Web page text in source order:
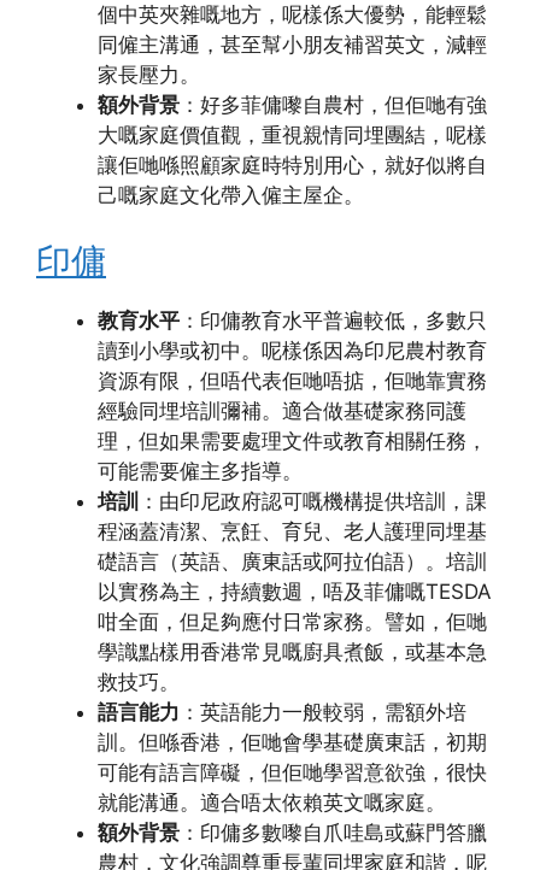
個中英夾雜嘅地方，呢樣係大優勢，能輕鬆
同僱主溝通，甚至幫小朋友補習英文，減輕
家長壓力。
額外背景 ：好多菲傭嚟自農村，但佢哋有強
大嘅家庭價值觀，重視親情同埋團結，呢樣
讓佢哋喺照顧家庭時特別用心，就好似將自
己嘅家庭文化帶入僱主屋企。
印傭
教育水平 ：印傭教育水平普遍較低，多數只
讀到小學或初中。呢樣係因為印尼農村教育
資源有限，但唔代表佢哋唔掂，佢哋靠實務
經驗同埋培訓彌補。適合做基礎家務同護
理，但如果需要處理文件或教育相關任務，
可能需要僱主多指導。
培訓 ：由印尼政府認可嘅機構提供培訓，課
程涵蓋清潔、烹飪、育兒、老人護理同埋基
礎語言（英語、廣東話或阿拉伯語）。培訓
以實務為主，持續數週，唔及菲傭嘅TESDA
咁全面，但足夠應付日常家務。譬如，佢哋
學識點樣用香港常見嘅廚具煮飯，或基本急
救技巧。
語言能力 ：英語能力一般較弱，需額外培
訓。但喺香港，佢哋會學基礎廣東話，初期
可能有語言障礙，但佢哋學習意欲強，很快
就能溝通。適合唔太依賴英文嘅家庭。
額外背景 ：印傭多數嚟自爪哇島或蘇門答臘
農村，文化強調尊重長輩同埋家庭和諧，呢